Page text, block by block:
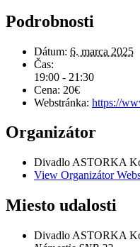
Podrobnosti
Dátum: 6. marca 2025
Čas:
19:00 - 21:30
Cena: 20€
Webstránka: https://
Organizátor
Divadlo ASTORKA
View Organizátor
Miesto udalosti
Divadlo ASTORKA